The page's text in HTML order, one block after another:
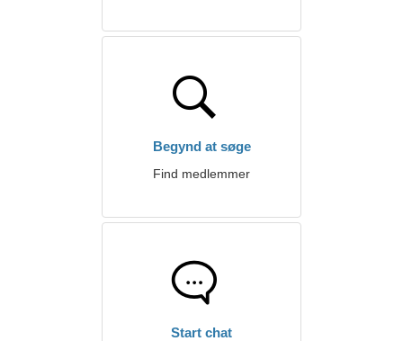
Begynd at søge
Find medlemmer
Start chat